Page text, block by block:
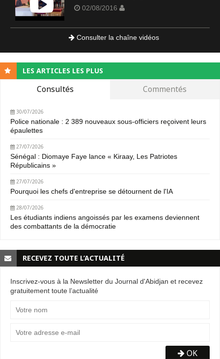
02/08/2016
Consulter la chaîne vidéos
LES ARTICLES LES PLUS
Consultés Commentés
30/07/2026
Police nationale : 2 389 nouveaux sous-officiers reçoivent leurs
épaulettes
27/07/2026
Sénégal : Diomaye Faye lance « Kiraay, Les Patriotes
Républicains »
27/07/2026
Pourquoi les chefs d'entreprise se détournent de l'IA
28/07/2026
Les étudiants indiens angoissés par les examens deviennent
des combattants de la démocratie
RECEVEZ TOUTE L’ACTUALITÉ
Inscrivez-vous à la Newsletter du Journal d'Abidjan et recevez
gratuitement toute l’actualité
OK